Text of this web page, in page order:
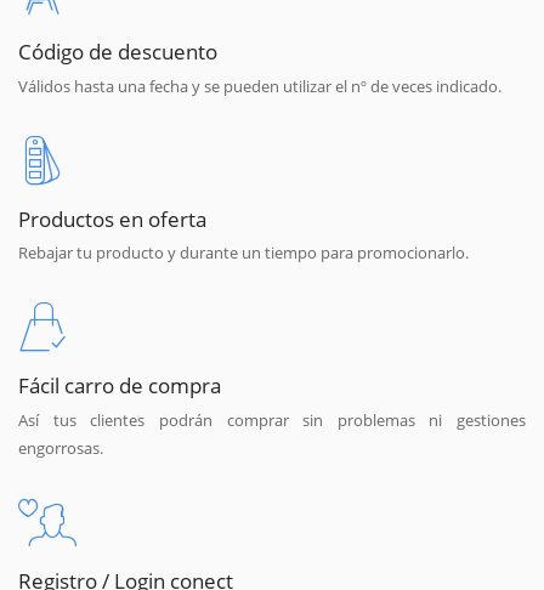
Código de descuento
Válidos hasta una fecha y se pueden utilizar el nº de veces indicado.
Productos en oferta
Rebajar tu producto y durante un tiempo para promocionarlo.
Fácil carro de compra
Así tus clientes podrán comprar sin problemas ni gestiones
engorrosas.
Registro / Login conect